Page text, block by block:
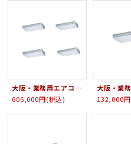
大阪・業務用エアコン 三菱重工 天吊形 FDE Wツインタイプ FDEVP2804HDS4L 280形（10馬力） HYPER VSX 三相200V
606,000円(税込)
132,000円